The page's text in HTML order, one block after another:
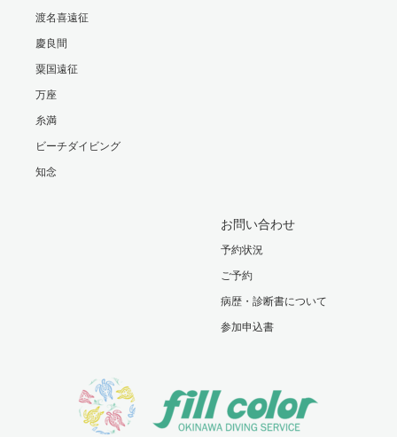
渡名喜遠征
慶良間
粟国遠征
万座
糸満
ビーチダイビング
知念
お問い合わせ
予約状況
ご予約
病歴・診断書について
参加申込書